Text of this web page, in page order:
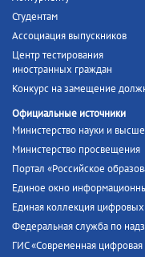
Студентам
Ассоциация выпускников
Центр тестирования
иностранных граждан
Конкурс на замещение
Официальные источники
Министерство науки и
Министерство просвещения
Портал «Российское
Единое окно
Единая коллекция
Федеральная служба по
ГИС «Современная